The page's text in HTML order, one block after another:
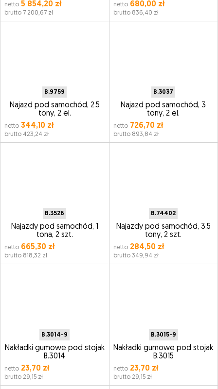
netto 5 854,20 zł
brutto 7 200,67 zł
netto680,00 zł
brutto 836,40 zł
B.9759
Najazd pod samochód, 2.5
tony, 2 el.
netto 344,10 zł
brutto 423,24 zł
B.3037
Najazd pod samochód, 3
tony, 2 el.
netto726,70 zł
brutto 893,84 zł
B.3526
Najazdy pod samochód, 1
tona, 2 szt.
netto 665,30 zł
brutto 818,32 zł
B.74402
Najazdy pod samochód, 3.5
tony, 2 szt.
netto284,50 zł
brutto 349,94 zł
B.3014-9
Nakładki gumowe pod stojak
B.3014
netto 23,70 zł
brutto 29,15 zł
B.3015-9
Nakładki gumowe pod stojak
B.3015
netto23,70 zł
brutto 29,15 zł